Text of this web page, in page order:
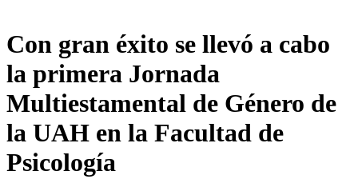
Con gran éxito se llevó a cabo
la primera Jornada
Multiestamental de Género de
la UAH en la Facultad de
Psicología